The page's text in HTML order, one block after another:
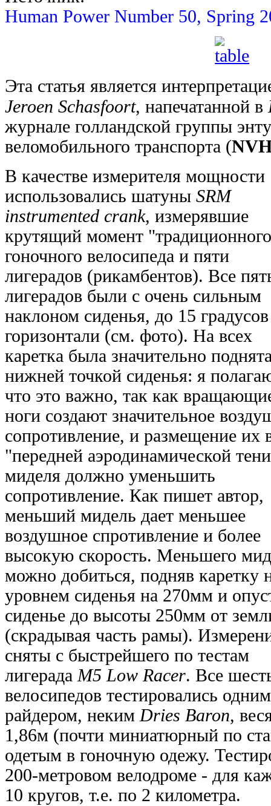
Human Power Number 50, Spring
Эта статья является
Jeroen Schasfoort, напечатанной в
журнале голландской группы
веломобильного транспорта (
В качестве измерителя мощности
использовались шатуны SRM
instrumented crank, измерявшие
крутящий момент
гоночного велосипеда и пяти
лигерадов (рикамбентов). Все
лигерадов были с очень сильным
наклоном сиденья, до 15
горизонтали (см. фото). На всех
каретка была значительно
нижней точкой сиденья: я
что это важно, так как
ноги создают значительное
сопротивление, и размещение их
"передней аэродинамической
миделя должно уменьшить
сопротивление. Как пишет автор,
меньший мидель дает меньшее
воздушное спротивление и более
высокую скорость. Меньшего
можно добиться, подняв каретку
уровнем сиденья на 270мм и
сиденье до высоты 250мм от
(скрадывая часть рамы).
сняты с быстрейшего по тестам
лигерада M5 Low Racer. Все
велосипедов тестировались одним
райдером, неким Dries Baron,
1,86м (почти миниатюрный по
одетым в гоночную одежу.
200-метровом велодроме - для
10 кругов, т.е. по 2 километра.